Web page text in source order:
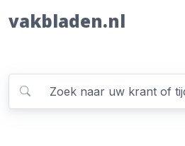
vakbladen.nl